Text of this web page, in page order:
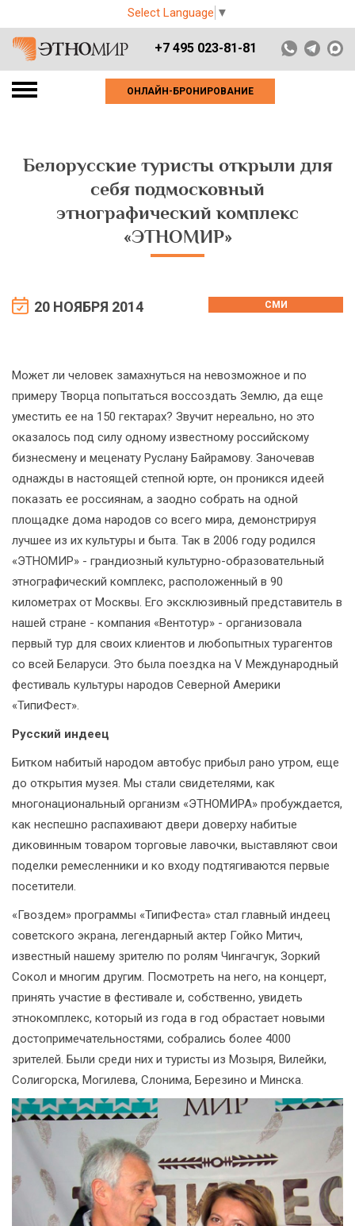
Select Language ▼
+7 495 023-81-81
ОНЛАЙН-БРОНИРОВАНИЕ
Белорусские туристы открыли для
себя подмосковный
этнографический комплекс
«ЭТНОМИР»
20 НОЯБРЯ 2014 СМИ
Может ли человек замахнуться на невозможное и по
примеру Творца попытаться воссоздать Землю, да еще
уместить ее на 150 гектарах? Звучит нереально, но это
оказалось под силу одному известному российскому
бизнесмену и меценату Руслану Байрамову. Заночевав
однажды в настоящей степной юрте, он проникся идеей
показать ее россиянам, а заодно собрать на одной
площадке дома народов со всего мира, демонстрируя
лучшее из их культуры и быта. Так в 2006 году родился
«ЭТНОМИР» - грандиозный культурно-образовательный
этнографический комплекс, расположенный в 90
километрах от Москвы. Его эксклюзивный представитель в
нашей стране - компания «Вентотур» - организовала
первый тур для своих клиентов и любопытных турагентов
со всей Беларуси. Это была поездка на V Международный
фестиваль культуры народов Северной Америки
«ТипиФест».
Русский индеец
Битком набитый народом автобус прибыл рано утром, еще
до открытия музея. Мы стали свидетелями, как
многонациональный организм «ЭТНОМИРА» пробуждается,
как неспешно распахивают двери доверху набитые
диковинным товаром торговые лавочки, выставляют свои
поделки ремесленники и ко входу подтягиваются первые
посетители.
«Гвоздем» программы «ТипиФеста» стал главный индеец
советского экрана, легендарный актер Гойко Митич,
известный нашему зрителю по ролям Чингачгук, Зоркий
Сокол и многим другим. Посмотреть на него, на концерт,
принять участие в фестивале и, собственно, увидеть
этнокомплекс, который из года в год обрастает новыми
достопримечательностями, собрались более 4000
зрителей. Были среди них и туристы из Мозыря, Вилейки,
Солигорска, Могилева, Слонима, Березино и Минска.